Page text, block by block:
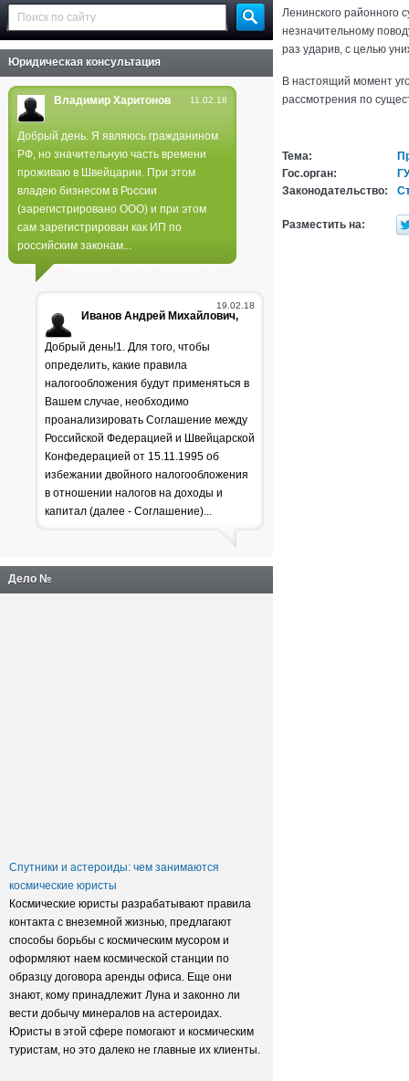
Полиция не нашла следов
поджога в лесах края
Генпрокуратура
раскритиковала положение
дел в лесной отрасли
Юридическая консультация
11.02.18
Владимир Харитонов
Добрый день. Я являюсь гражданином
РФ, но значительную часть времени
проживаю в Швейцарии. При этом
владею бизнесом в России
(зарегистрировано ООО) и при этом
сам зарегистрирован как ИП по
российским законам...
19.02.18
Иванов Андрей Михайлович,
Добрый день!1. Для того, чтобы
определить, какие правила
налогообложения будут применяться в
Вашем случае, необходимо
проанализировать Соглашение между
Российской Федерацией и Швейцарской
Конфедерацией от 15.11.1995 об
избежании двойного налогообложения
в отношении налогов на доходы и
капитал (далее - Соглашение)...
Дело №
Спутники и астероиды: чем занимаются
космические юристы
Космические юристы разрабатывают правила
контакта с внеземной жизнью, предлагают
способы борьбы с космическим мусором и
оформляют наем космической станции по
образцу договора аренды офиса. Еще они
знают, кому принадлежит Луна и законно ли
вести добычу минералов на астероидах.
Юристы в этой сфере помогают и космическим
туристам, но это далеко не главные их клиенты.
Ленинского районного
незначительному
раз ударив, с целью
В настоящий момент
рассмотрения по
Тема:
Гос.орган:
Законодательство:
Разместить на: